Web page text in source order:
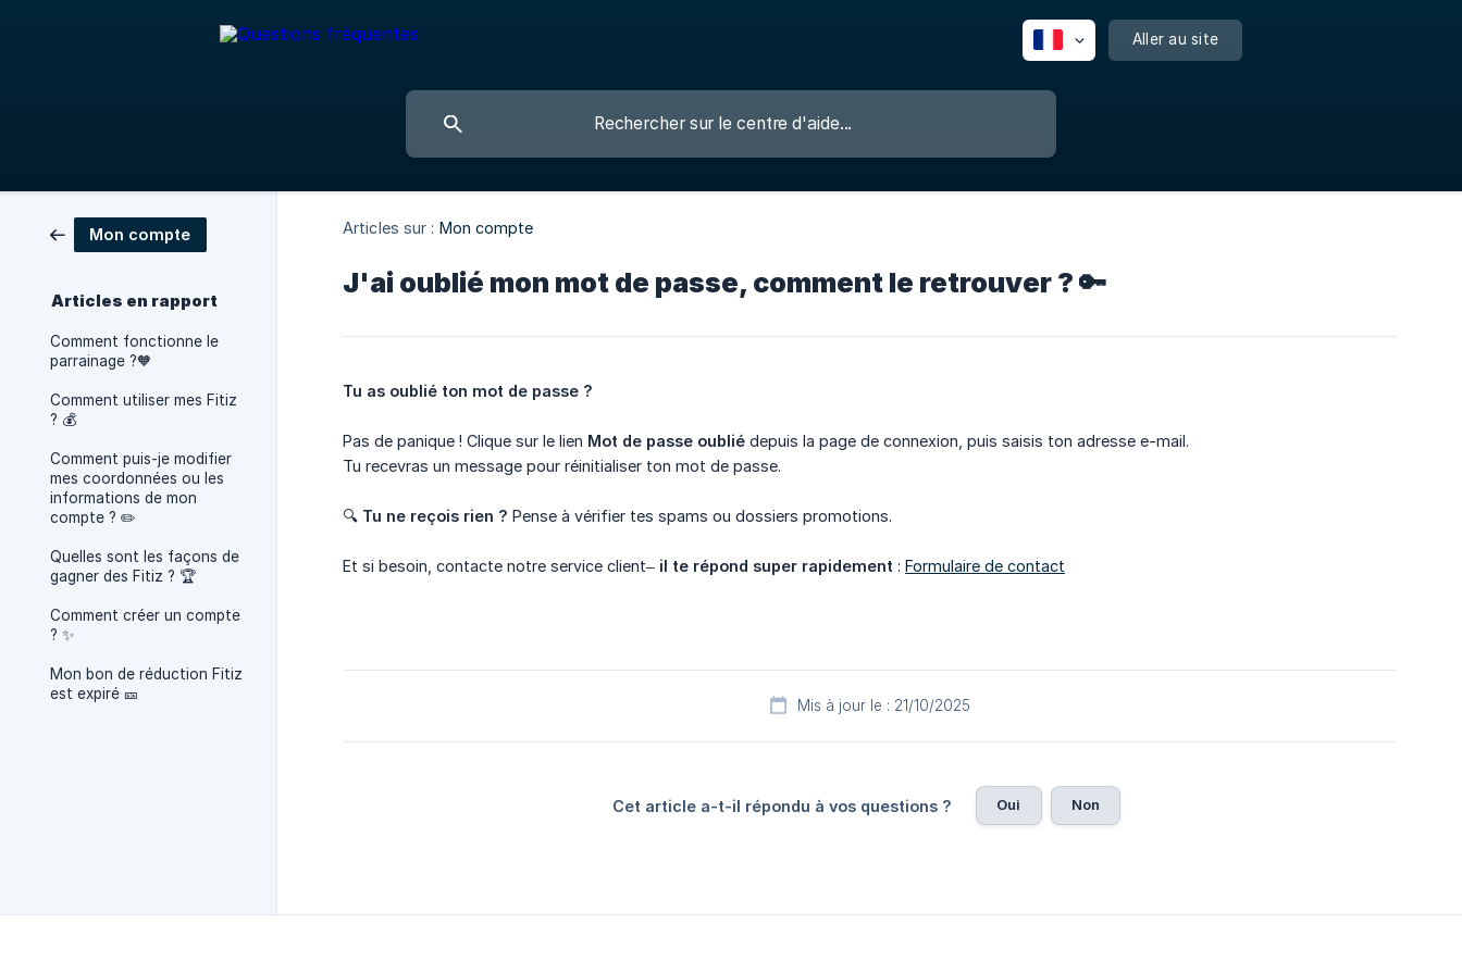
Aller au site
Mon compte
Articles en rapport
Comment fonctionne le
parrainage ?🧡
Comment utiliser mes Fitiz
? 💰
Comment puis-je modifier
mes coordonnées ou les
informations de mon
compte ? ✏️
Quelles sont les façons de
gagner des Fitiz ? 🏆
Comment créer un compte
? ✨
Mon bon de réduction Fitiz
est expiré 🎫
Articles sur : Mon compte
J'ai oublié mon mot de passe, comment le retrouver ? 🔑
Tu as oublié ton mot de passe ?
Pas de panique ! Clique sur le lien Mot de passe oublié depuis la page de connexion, puis saisis ton adresse e-mail.
Tu recevras un message pour réinitialiser ton mot de passe.
🔍 Tu ne reçois rien ? Pense à vérifier tes spams ou dossiers promotions.
Et si besoin, contacte notre service client– il te répond super rapidement : Formulaire de contact
Mis à jour le : 21/10/2025
Cet article a-t-il répondu à vos questions ? Oui Non